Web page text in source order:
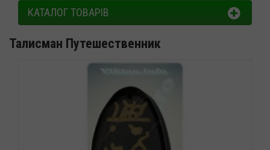
КАТАЛОГ ТОВАРІВ
Талисман Путешественник